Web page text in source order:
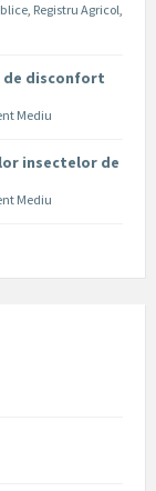
, Registru Agricol,
de disconfort
Mediu
insectelor de
Mediu